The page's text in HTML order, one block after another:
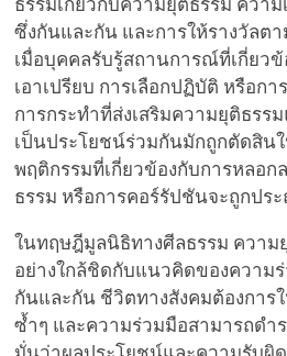
ซึ่งกันและกัน และการให้รางวัลต
เมื่อบุคคลรับรู้สถานการณ์ที่เกี่ยวข้
เอาเปรียบ การเลือกปฏิบัติ หรือก
การกระทำที่ส่งเสริมความยุติธรร
เป็นประโยชน์ร่วมกันมักถูกตัดสิน
พฤติกรรมที่เกี่ยวข้องกับการหลอก
ธรรม หรือการคอร์รัปชันจะถูกปร
ในทฤษฎีมูลนิธิทางศีลธรรม ความ
อย่างใกล้ชิดกับแนวคิดของความ
กันและกัน ชีวิตทางสังคมต้องกา
ซ้ำๆ และความร่วมมือสามารถดำ